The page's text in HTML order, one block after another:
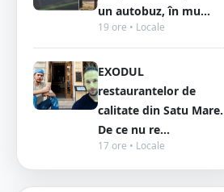
un autobuz, în mu...
19 ore • Locale
EXODUL
restaurantelor de
calitate din Satu Mare.
De ce nu re...
17 ore • Locale